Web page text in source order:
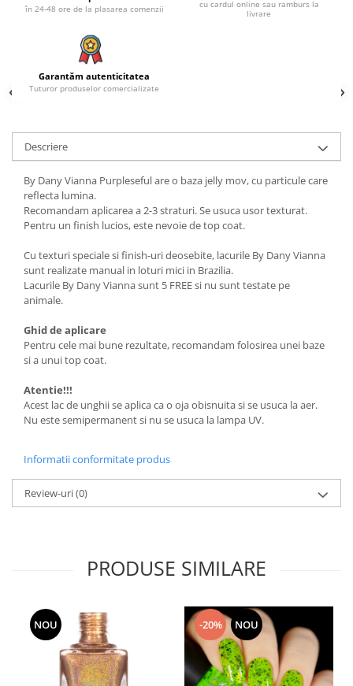
în 24-48 ore de la plasarea comenzii
cu cardul online sau ramburs la
livrare
Garantăm autenticitatea
Tuturor produselor comercializate
Descriere
By Dany Vianna Purpleseful are o baza jelly mov, cu particule care
reflecta lumina.
Recomandam aplicarea a 2-3 straturi. Se usuca usor texturat.
Pentru un finish lucios, este nevoie de top coat.
Cu texturi speciale si finish-uri deosebite, lacurile By Dany Vianna
sunt realizate manual in loturi mici in Brazilia.
Lacurile By Dany Vianna sunt 5 FREE si nu sunt testate pe
animale.
Ghid de aplicare
Pentru cele mai bune rezultate, recomandam folosirea unei baze
si a unui top coat.
Atentie!!!
Acest lac de unghii se aplica ca o oja obisnuita si se usuca la aer.
Nu este semipermanent si nu se usuca la lampa UV.
Informatii conformitate produs
Review-uri(0)
PRODUSE SIMILARE
NOU -20% NOU